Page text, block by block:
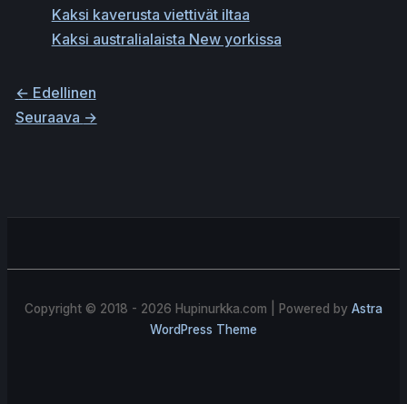
Kaksi kaverusta viettivät iltaa
Kaksi australialaista New yorkissa
← Edellinen
Seuraava →
Copyright © 2018 - 2026 Hupinurkka.com | Powered by Astra
WordPress Theme